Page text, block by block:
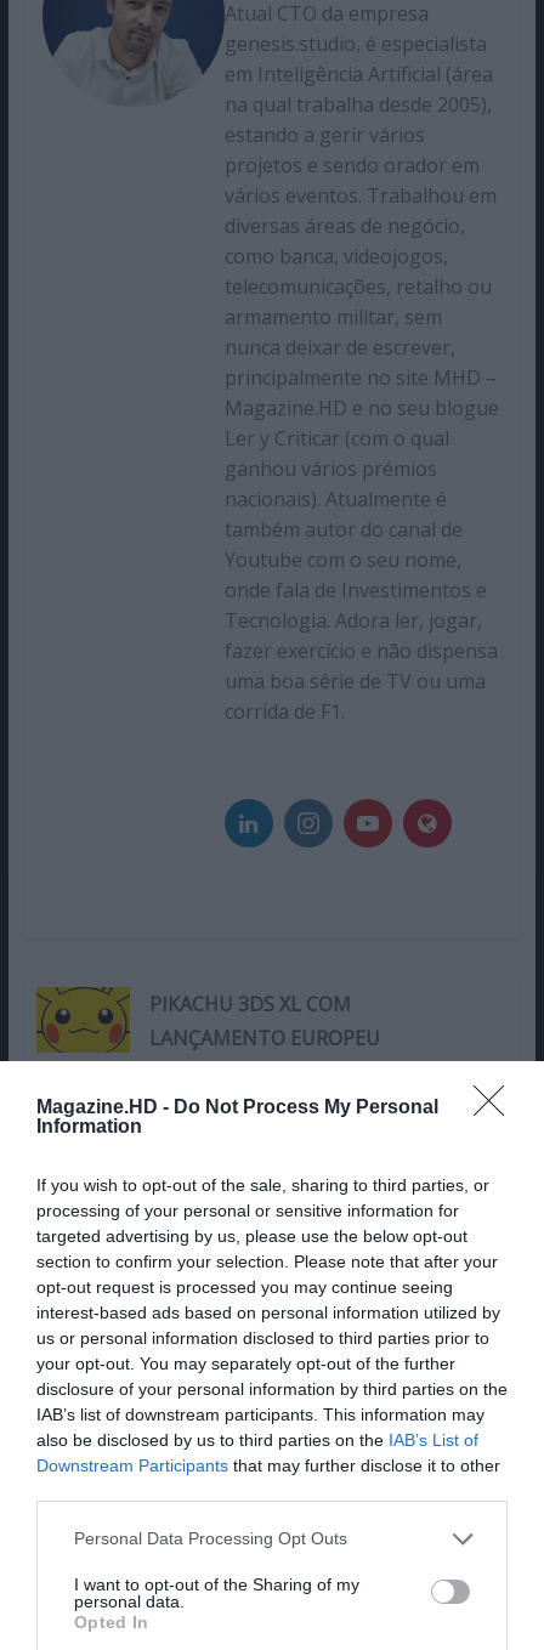
Magazine.HD - Do Not Process My Personal
Information
If you wish to opt-out of the sale, sharing to third parties, or
processing of your personal or sensitive information for
targeted advertising by us, please use the below opt-out
section to confirm your selection. Please note that after your
opt-out request is processed you may continue seeing
interest-based ads based on personal information utilized by
us or personal information disclosed to third parties prior to
your opt-out. You may separately opt-out of the further
disclosure of your personal information by third parties on the
IAB’s list of downstream participants. This information may
also be disclosed by us to third parties on the IAB’s List of
Downstream Participants that may further disclose it to other
Personal Data Processing Opt Outs
I want to opt-out of the Sharing of my
personal data.
Opted In
Atual CTO da empresa
genesis.studio, é especialista
em Inteligência Artificial (área
na qual trabalha desde 2005),
estando a gerir vários
projetos e sendo orador em
vários eventos. Trabalhou em
diversas áreas de negócio,
como banca, videojogos,
telecomunicações, retalho ou
armamento militar, sem
nunca deixar de escrever,
principalmente no site MHD –
Magazine.HD e no seu blogue
Ler y Criticar (com o qual
ganhou vários prémios
nacionais). Atualmente é
também autor do canal de
Youtube com o seu nome,
onde fala de Investimentos e
Tecnologia. Adora ler, jogar,
fazer exercício e não dispensa
uma boa série de TV ou uma
corrida de F1.
PIKACHU 3DS XL COM
LANÇAMENTO EUROPEU
PORTO X SPORTING – SPORT TV
Share This Post: 0
One thought on “Do Livro à Tela – O
Prestígio”
António Sequeira
9 de Outubro de 2012 at 16:19
Os meus merecidos parabéns por a Magazine HD
dar a devida homenagem a um dos melhores